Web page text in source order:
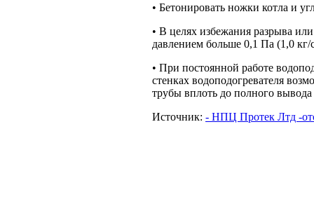
• Бетонировать ножки котла и
• В целях избежания разрыва
давлением больше 0,1 Па (1,0
• При постоянной работе
стенках водоподогревателя
трубы вплоть до полного вывода
Источник: - НПЦ Протек Лтд -